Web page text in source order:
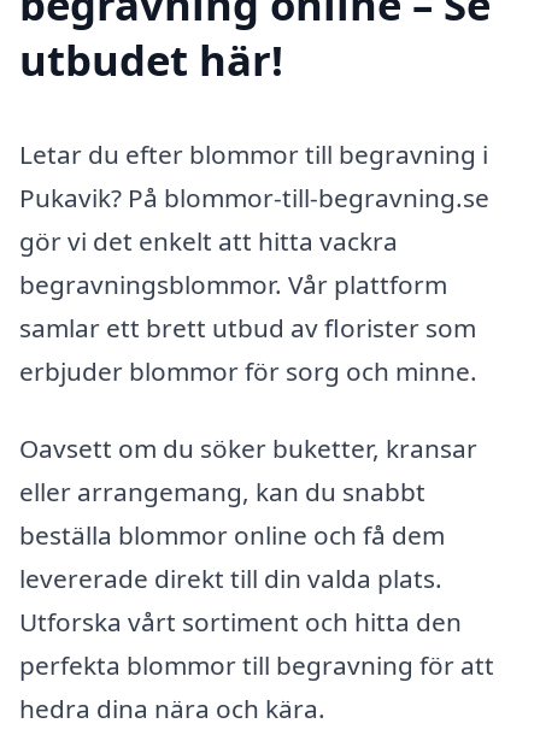
utbudet här!
Letar du efter blommor till begravning i
Pukavik? På blommor-till-begravning.se
gör vi det enkelt att hitta vackra
begravningsblommor. Vår plattform
samlar ett brett utbud av florister som
erbjuder blommor för sorg och minne.
Oavsett om du söker buketter, kransar
eller arrangemang, kan du snabbt
beställa blommor online och få dem
levererade direkt till din valda plats.
Utforska vårt sortiment och hitta den
perfekta blommor till begravning för att
hedra dina nära och kära.